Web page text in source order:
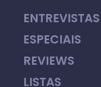
ENTREVISTAS
ESPECIAIS
REVIEWS
LISTAS